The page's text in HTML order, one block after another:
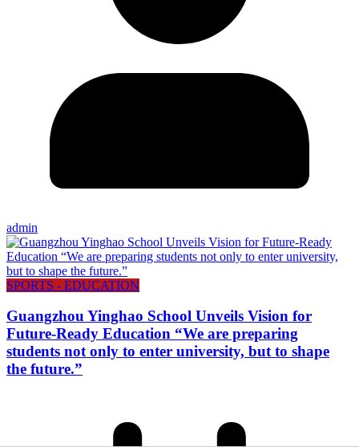
admin
SPORTS - EDUCATION
Guangzhou Yinghao School Unveils Vision for
Future-Ready Education “We are preparing
students not only to enter university, but to shape
the future.”